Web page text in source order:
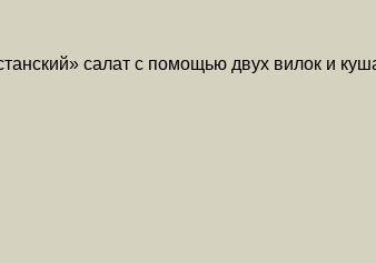
салат с помощью двух вилок и